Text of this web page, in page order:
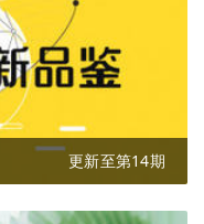
更新至第14期